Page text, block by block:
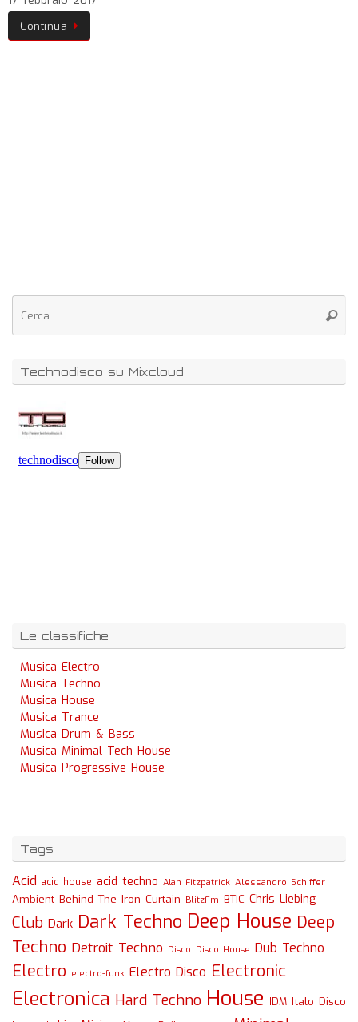
Continua
Technodisco su Mixcloud
Le classifiche
Musica Electro
Musica Techno
Musica House
Musica Trance
Musica Drum & Bass
Musica Minimal Tech House
Musica Progressive House
Tags
Acid acid house acid techno Alan Fitzpatrick Alessandro Schiffer
Ambient Behind The Iron Curtain BlitzFm BTIC Chris Liebing
Club Dark Dark Techno Deep House Deep
Techno Detroit Techno Disco Disco House Dub Techno
Electro electro-funk Electro Disco Electronic
Electronica Hard Techno House IDM Italo Disco